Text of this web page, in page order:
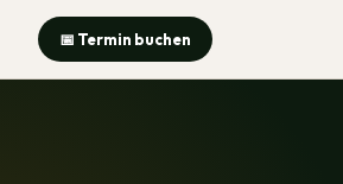
📅 Termin buchen